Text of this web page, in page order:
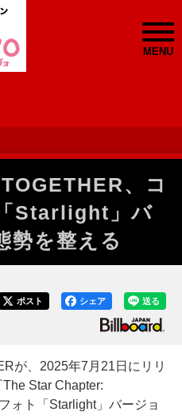
MENU
、コ
Starlight」バ
勢を整える
送る
シェア
ポスト
が、2025年7月21日にリリ
Star Chapter:
ォト「Starlight」バージョ